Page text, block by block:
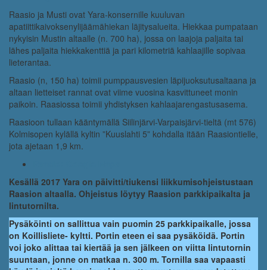
Raasio ja Musti ovat Yara-konsernille kuuluvan
apatiittikaivoksenylijäämähiekan läjitysalueita. Hiekkaa pumpataan
nykyisin Mustin altaalle (n. 700 ha), jossa on laajoja paljaita tai
lähes paljaita hiekkakenttiä ja pari kilometriä kahlaajille sopivaa
lieterantaa.
Raasio (n, 150 ha) toimii pumppausvesien läpijuoksutusaltaana ja
altaan lietteiset rannat ovat viime vuosina kasvittuneet monin
paikoin. Raasiossa toimii yhdistyksen kahlaajarengastusasema.
Raasioon tullaan kääntymällä Siilinjärvi-Varpaisjärvi-tieltä (mt 576)
Kolmisopen kylällä kyltin ”Kuuslahti 5” kohdalla itään Raasiontielle,
jota ajetaan 1,9 km.
Kesällä 2017 Yara on päivitti/tiukensi liikkumisohjeistustaan
Raasion altaalla. Ohjeistus löytyy Raasion parkkipaikalta ja
lintutornilta.
Pysäköinti on sallittua vain puomin 25 parkkipaikalle, jossa
on Koillisliete- kyltti. Portin eteen ei saa pysäköidä. Portin
voi joko alittaa tai kiertää ja sen jälkeen on viitta lintutornin
suuntaan, jonne on matkaa n. 300 m. Tornilla saa vapaasti